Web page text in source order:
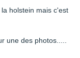
holstein mais c'est
une des photos.....